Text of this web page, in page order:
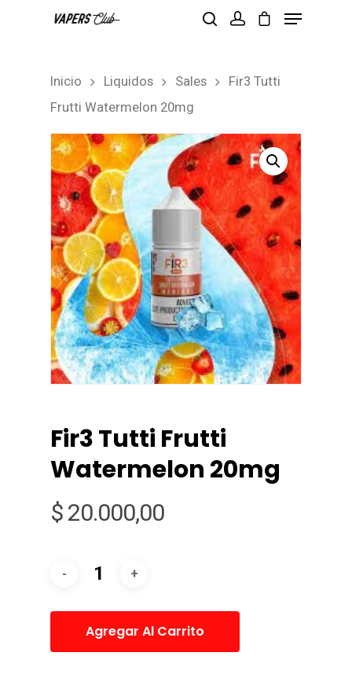
Inicio Liquidos Sales
Fir3 Tutti
Frutti Watermelon 20mg
Fir3 Tutti Frutti
Watermelon 20mg
$ 20.000,00
Agregar Al Carrito